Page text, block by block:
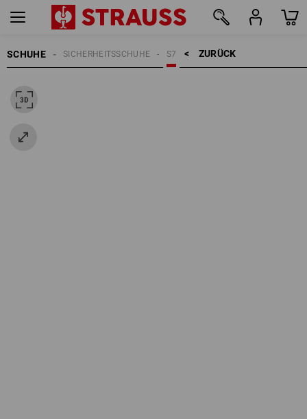
SCHUHE ZURÜCK    >
S7
SICHERHEITSSCHUHE